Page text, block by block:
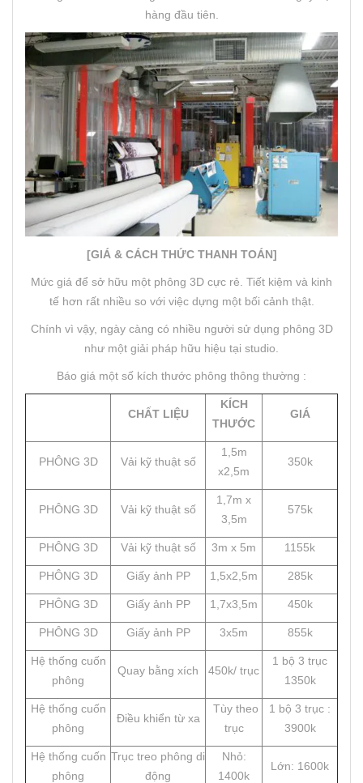
hàng đầu tiên.
[GIÁ & CÁCH THỨC THANH TOÁN]
Mức giá để sở hữu một phông 3D cực rẻ. Tiết kiệm và kinh
tế hơn rất nhiều so với việc dựng một bối cảnh thật.
Chính vì vậy, ngày càng có nhiều người sử dụng phông 3D
như một giải pháp hữu hiệu tại studio.
Báo giá một số kích thước phông thông thường :
CHẤT LIỆU
KÍCH
THƯỚC
GIÁ
PHÔNG 3D Vải kỹ thuật số
1,5m
x2,5m
350k
PHÔNG 3D Vải kỹ thuật số
1,7m x
3,5m
575k
PHÔNG 3D Vải kỹ thuật số 3m x 5m 1155k
PHÔNG 3D Giấy ảnh PP 1,5x2,5m 285k
PHÔNG 3D Giấy ảnh PP 1,7x3,5m 450k
PHÔNG 3D Giấy ảnh PP 3x5m 855k
Hệ thống cuốn
phông
Quay bằng xích 450k/ trục
1 bộ 3 trục
1350k
Hệ thống cuốn
phông
Điều khiển từ xa
Tùy theo
trục
1 bộ 3 trục :
3900k
Hệ thống cuốn
phông
Trục treo phông di
động
Nhỏ:
1400k
Lớn: 1600k